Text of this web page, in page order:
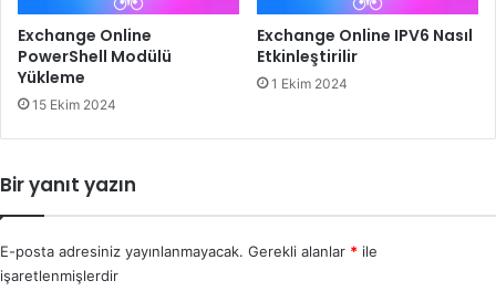
Exchange Online
PowerShell Modülü
Yükleme
15 Ekim 2024
Exchange Online IPV6 Nasıl
Etkinleştirilir
1 Ekim 2024
Bir yanıt yazın
E-posta adresiniz yayınlanmayacak. Gerekli alanlar * ile
işaretlenmişlerdir